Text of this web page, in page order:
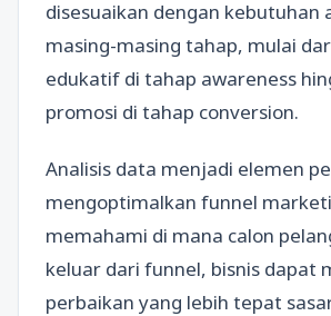
disesuaikan dengan kebutuhan
masing-masing tahap, mulai
edukatif di tahap awareness
promosi di tahap conversion.
Analisis data menjadi elemen
mengoptimalkan funnel
memahami di mana calon
keluar dari funnel, bisnis dapat
perbaikan yang lebih tepat